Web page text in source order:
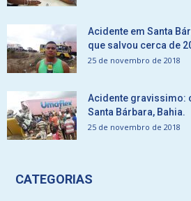
Acidente em Santa
que salvou cerca de
25 de novembro de 2018
Acidente gravissimo:
Santa Bárbara, Bahia.
25 de novembro de 2018
CATEGORIAS